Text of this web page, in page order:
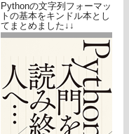
Pythonの文字列フォーマッ
トの基本をキンドル本とし
てまとめました↓↓